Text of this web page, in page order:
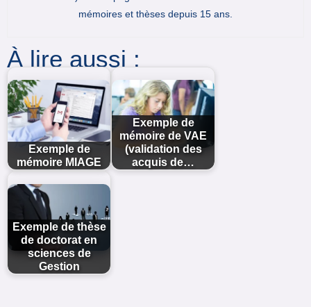
mémoires et thèses depuis 15 ans.
À lire aussi :
Exemple de
mémoire MIAGE
Exemple de
mémoire de VAE
(validation des
acquis de…
Exemple de thèse
de doctorat en
sciences de
Gestion